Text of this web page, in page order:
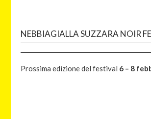
NEBBIAGIALLA SUZZARA NOIR
Prossima edizione del festival 6 – 8